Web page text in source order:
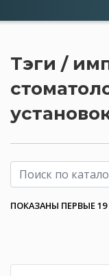
Тэги /
ПОКАЗАНЫ ПЕРВЫЕ